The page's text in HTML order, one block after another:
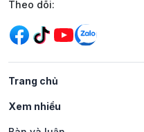
Mạng xã hội
Theo dõi:
Trang chủ
Xem nhiều